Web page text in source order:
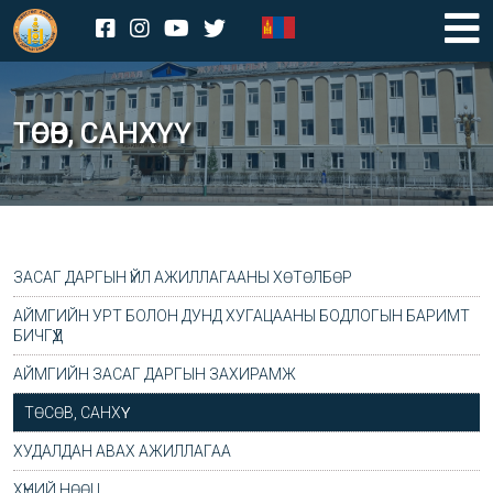
ТӨСӨВ, САНХҮҮ
ЗАСАГ ДАРГЫН ҮЙЛ АЖИЛЛАГААНЫ ХӨТӨЛБӨР
АЙМГИЙН УРТ БОЛОН ДУНД ХУГАЦААНЫ БОДЛОГЫН БАРИМТ
БИЧГҮҮД
АЙМГИЙН ЗАСАГ ДАРГЫН ЗАХИРАМЖ
ТӨСӨВ, САНХҮҮ
ХУДАЛДАН АВАХ АЖИЛЛАГАА
ТЕНДЕРИЙН УРИЛГА